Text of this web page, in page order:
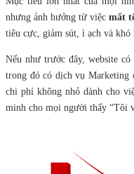
nhưng ảnh hưởng từ việcmất
tiêu cực, giảm sút, ì ạch và khó
Nếu như trước đây, website
trong đó có dịch vụ Marketing
chi phí không nhỏ dành cho
minh cho mọi người thấy “Tôi